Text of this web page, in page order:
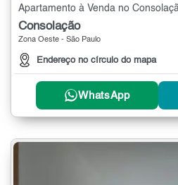
Apartamento à Venda no
Consolação
Zona Oeste - São Paulo
Endereço no círculo do mapa
WhatsApp